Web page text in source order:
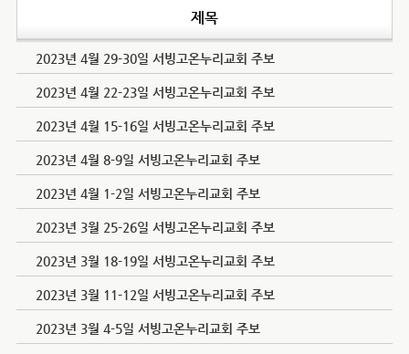
제목
2023년 4월 29-30일 서빙고온누리교회 주보
2023년 4월 22-23일 서빙고온누리교회 주보
2023년 4월 15-16일 서빙고온누리교회 주보
2023년 4월 8-9일 서빙고온누리교회 주보
2023년 4월 1-2일 서빙고온누리교회 주보
2023년 3월 25-26일 서빙고온누리교회 주보
2023년 3월 18-19일 서빙고온누리교회 주보
2023년 3월 11-12일 서빙고온누리교회 주보
2023년 3월 4-5일 서빙고온누리교회 주보